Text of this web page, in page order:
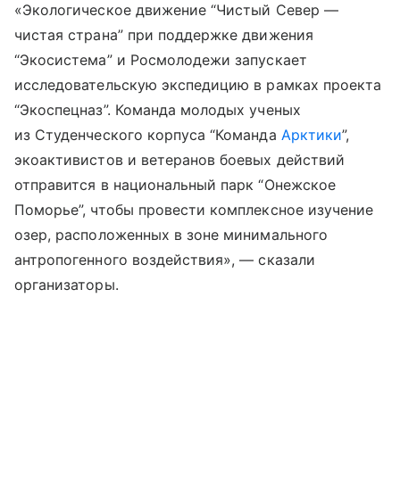
«Экологическое движение “Чистый Север —
чистая страна” при поддержке движения
“Экосистема” и Росмолодежи запускает
исследовательскую экспедицию в рамках проекта
“Экоспецназ”. Команда молодых ученых
из Студенческого корпуса “Команда Арктики”,
экоактивистов и ветеранов боевых действий
отправится в национальный парк “Онежское
Поморье”, чтобы провести комплексное изучение
озер, расположенных в зоне минимального
антропогенного воздействия», — сказали
организаторы.